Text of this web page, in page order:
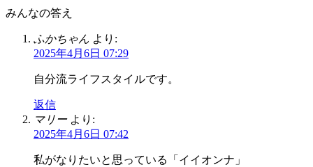
みんなの答え
ふかちゃん より:
2025年4月6日 07:29
自分流ライフスタイルです。
返信
マリー より:
2025年4月6日 07:42
私がなりたいと思っている「イイオンナ」